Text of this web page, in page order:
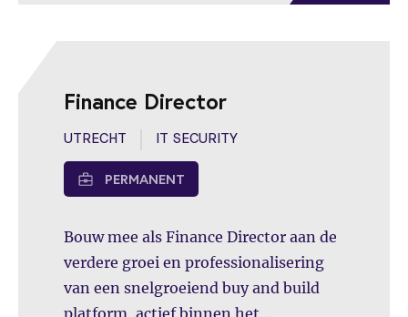
Finance Director
UTRECHT IT SECURITY
PERMANENT
Bouw mee als Finance Director aan de
verdere groei en professionalisering
van een snelgroeiend buy and build
platform, actief binnen het